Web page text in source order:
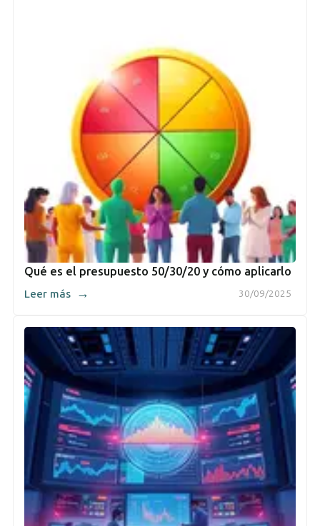
Qué es el presupuesto 50/30/20 y cómo aplicarlo
30/09/2025
Leer más →